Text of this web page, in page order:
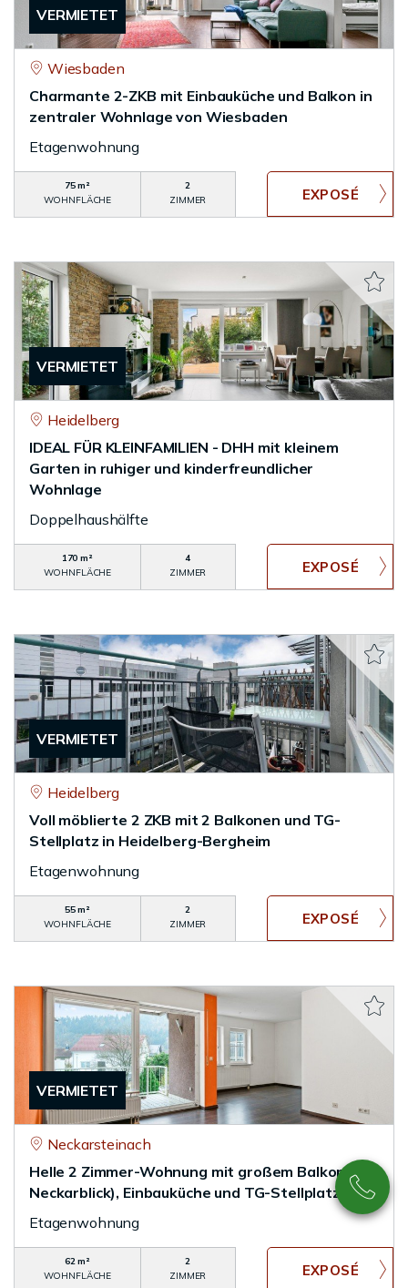
VERMIETET
Wiesbaden
Charmante 2-ZKB mit Einbauküche und Balkon in
zentraler Wohnlage von Wiesbaden
Etagenwohnung
75 m²
WOHNFLÄCHE
2
ZIMMER
VERMIETET
Heidelberg
IDEAL FÜR KLEINFAMILIEN - DHH mit kleinem
Garten in ruhiger und kinderfreundlicher
Wohnlage
Doppelhaushälfte
170 m²
WOHNFLÄCHE
4
ZIMMER
VERMIETET
Heidelberg
Voll möblierte 2 ZKB mit 2 Balkonen und TG-
Stellplatz in Heidelberg-Bergheim
Etagenwohnung
55 m²
WOHNFLÄCHE
2
ZIMMER
VERMIETET
Neckarsteinach
Helle 2 Zimmer-Wohnung mit großem Balkon (mit
Neckarblick), Einbauküche und TG-Stellplatz
Etagenwohnung
62 m²
WOHNFLÄCHE
2
ZIMMER